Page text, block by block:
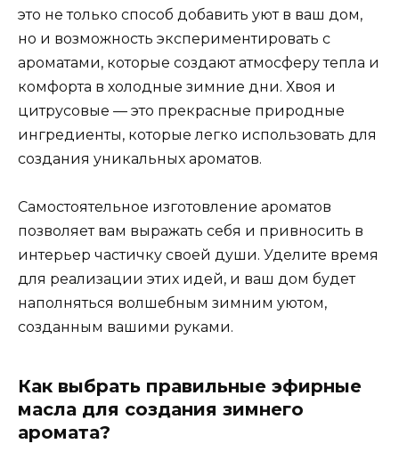
это не только способ добавить уют в ваш дом,
но и возможность экспериментировать с
ароматами, которые создают атмосферу тепла и
комфорта в холодные зимние дни. Хвоя и
цитрусовые — это прекрасные природные
ингредиенты, которые легко использовать для
создания уникальных ароматов.
Самостоятельное изготовление ароматов
позволяет вам выражать себя и привносить в
интерьер частичку своей души. Уделите время
для реализации этих идей, и ваш дом будет
наполняться волшебным зимним уютом,
созданным вашими руками.
Как выбрать правильные эфирные
масла для создания зимнего
аромата?